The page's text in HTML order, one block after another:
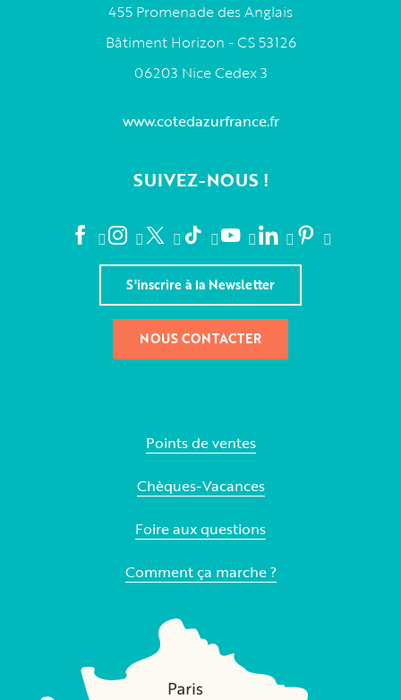
455 Promenade des Anglais
Bâtiment Horizon - CS 53126
06203 Nice Cedex 3
www.cotedazurfrance.fr
SUIVEZ-NOUS !
S'inscrire à la Newsletter
NOUS CONTACTER
Points de ventes
Chèques-Vacances
Foire aux questions
Comment ça marche ?